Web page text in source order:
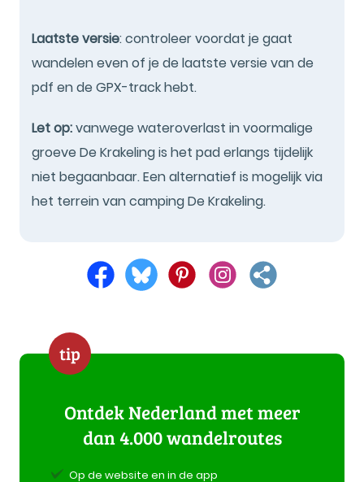
Laatste versie: controleer voordat je gaat
wandelen even of je de laatste versie van de
pdf en de GPX-track hebt.
Let op:vanwege wateroverlast in voormalige
groeve De Krakeling is het pad erlangs tijdelijk
niet begaanbaar. Een alternatief is mogelijk via
het terrein van camping De Krakeling.
tip
Ontdek Nederland met meer
dan 4.000 wandelroutes
Op de website en in de app